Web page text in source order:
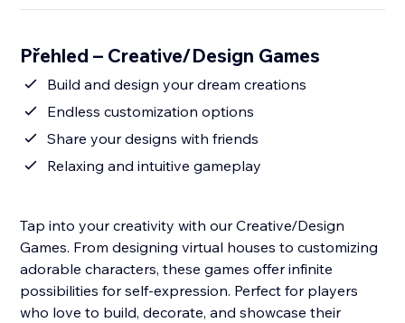
Přehled – Creative/Design Games
Build and design your dream creations
Endless customization options
Share your designs with friends
Relaxing and intuitive gameplay
Tap into your creativity with our Creative/Design
Games. From designing virtual houses to customizing
adorable characters, these games offer infinite
possibilities for self-expression. Perfect for players
who love to build, decorate, and showcase their